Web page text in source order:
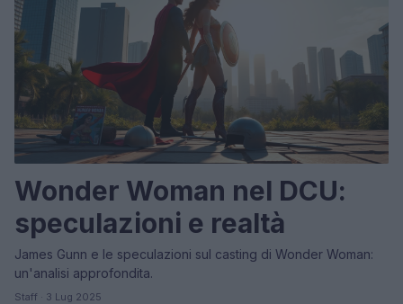
Wonder Woman nel DCU:
speculazioni e realtà
James Gunn e le speculazioni sul casting di Wonder Woman:
un'analisi approfondita.
Staff · 3 Lug 2025